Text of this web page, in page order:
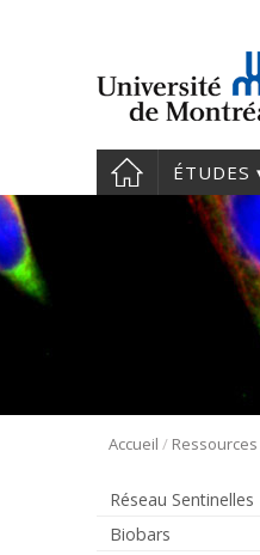
ÉTUDES
Accueil / Ressources
Réseau Sentinelles
Biobars